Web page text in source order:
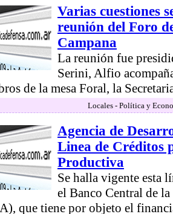
Varias cuestiones
reunión del Foro
Campana
La reunión fue
Serini, Alfio
de la mesa Foral, la
Locales - Política y
Agencia de
Linea de Créditos
Productiva
Se halla vigente esta
el Banco Central de
que tiene por objeto el